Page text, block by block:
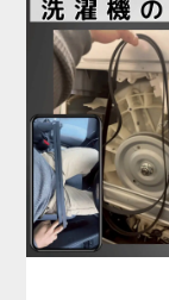
れにショック
ちません。
給水弁が故
洗濯槽の裏側
と重なります
「家電の達人
同時に洗濯機
ています。
修理で機能